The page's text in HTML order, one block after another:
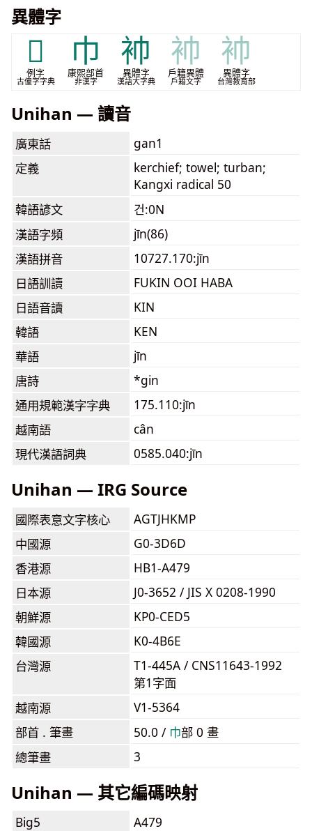
異體字
𫩒
例字
古僮字字典
⼱
康煕部首
非漢字
䘜
異體字
漢語大字典
䘜
戶籍異體
戶籍文字
䘜
異體字
台灣教育部
Unihan — 讀音
廣東話
gan1
定義
kerchief; towel; turban;
Kangxi radical 50
韓語諺文
건:0N
漢語字頻
jīn(86)
漢語拼音
10727.170:jīn
日語訓讀
FUKIN OOI HABA
日語音讀
KIN
韓語
KEN
華語
jīn
唐詩
*gin
通用規範漢字字典
175.110:jīn
越南語
cân
現代漢語詞典
0585.040:jīn
Unihan — IRG Source
國際表意文字核心
AGTJHKMP
中國源
G0-3D6D
香港源
HB1-A479
日本源
J0-3652 / JIS X 0208-1990
朝鮮源
KP0-CED5
韓國源
K0-4B6E
台灣源
T1-445A / CNS11643-1992
第1字面
越南源
V1-5364
部首 . 筆畫
50.0 / ⼱部 0 畫
總筆畫
3
Unihan — 其它編碼映射
Big5
A479